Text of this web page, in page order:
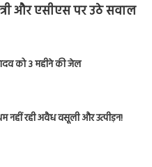
और एसीएस पर उठे सवाल
को 3 महीने की जेल
रही अवैध वसूली और उत्पीड़न!